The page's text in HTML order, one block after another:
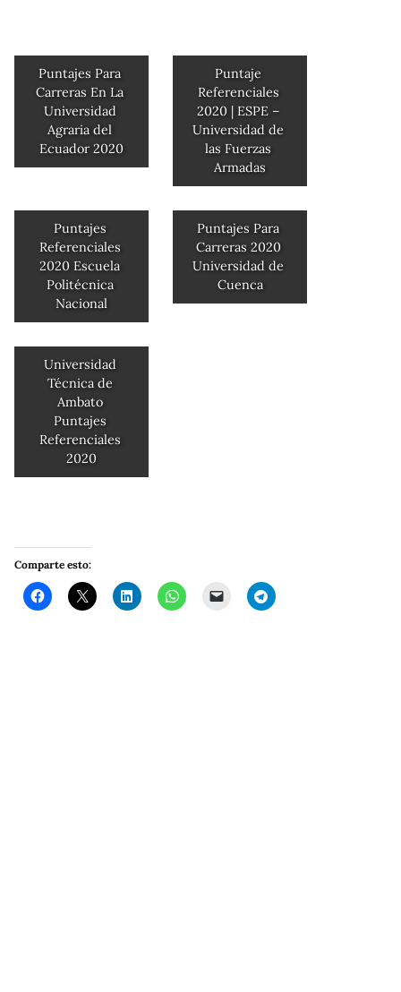
Puntajes Para
Carreras En La
Universidad
Agraria del
Ecuador 2020
Puntaje
Referenciales
2020 | ESPE –
Universidad de
las Fuerzas
Armadas
Puntajes
Referenciales
2020 Escuela
Politécnica
Nacional
Puntajes Para
Carreras 2020
Universidad de
Cuenca
Universidad
Técnica de
Ambato
Puntajes
Referenciales
2020
Comparte esto: